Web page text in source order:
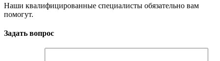
Наши квалифицированные специалисты обязательно вам
помогут.
Задать вопрос